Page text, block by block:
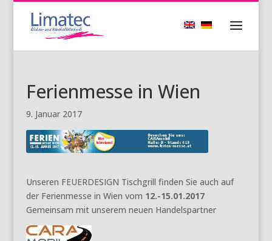
Ferienmesse in Wien
9. Januar 2017
Unseren FEUERDESIGN Tischgrill finden Sie auch auf
der Ferienmesse in Wien vom 12.-15.01.2017
Gemeinsam mit unserem neuen Handelspartner